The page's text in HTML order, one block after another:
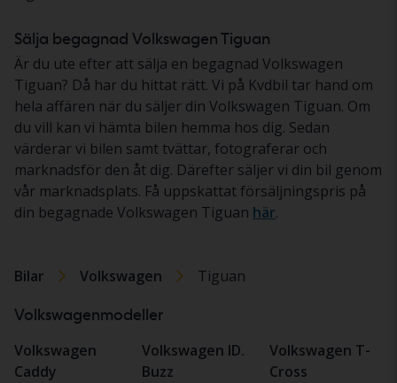
Sälja begagnad Volkswagen Tiguan
Är du ute efter att sälja en begagnad Volkswagen
Tiguan? Då har du hittat rätt. Vi på Kvdbil tar hand om
hela affären när du säljer din Volkswagen Tiguan. Om
du vill kan vi hämta bilen hemma hos dig. Sedan
värderar vi bilen samt tvättar, fotograferar och
marknadsför den åt dig. Därefter säljer vi din bil genom
vår marknadsplats. Få uppskattat försäljningspris på
din begagnade Volkswagen Tiguan här.
Bilar Volkswagen Tiguan
Volkswagenmodeller
Volkswagen
Caddy
Volkswagen ID.
Buzz
Volkswagen T-
Cross